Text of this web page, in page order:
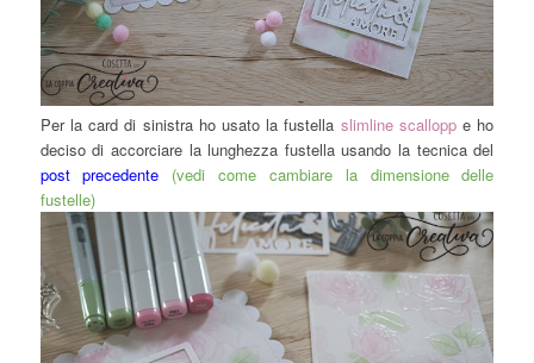
Per la card di sinistra ho usato la fustella slimline scalloppe ho
deciso di accorciare la lunghezza fustella usando la tecnica del
post precedente
(vedi come cambiare la dimensione delle
fustelle)